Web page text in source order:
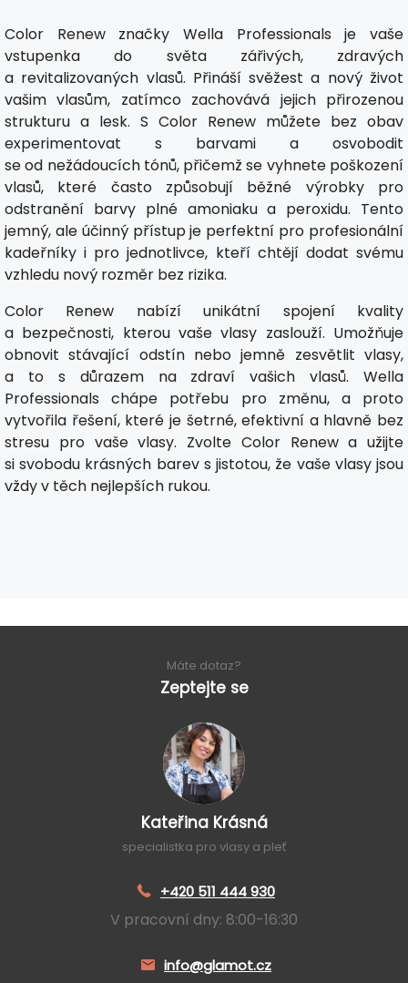
Color Renew značky Wella Professionals je vaše
vstupenka do světa zářivých, zdravých
a revitalizovaných vlasů. Přináší svěžest a nový život
vašim vlasům, zatímco zachovává jejich přirozenou
strukturu a lesk. S Color Renew můžete bez obav
experimentovat s barvami a osvobodit
se od nežádoucích tónů, přičemž se vyhnete poškození
vlasů, které často způsobují běžné výrobky pro
odstranění barvy plné amoniaku a peroxidu. Tento
jemný, ale účinný přístup je perfektní pro profesionální
kadeřníky i pro jednotlivce, kteří chtějí dodat svému
vzhledu nový rozměr bez rizika.
Color Renew nabízí unikátní spojení kvality
a bezpečnosti, kterou vaše vlasy zaslouží. Umožňuje
obnovit stávající odstín nebo jemně zesvětlit vlasy,
a to s důrazem na zdraví vašich vlasů. Wella
Professionals chápe potřebu pro změnu, a proto
vytvořila řešení, které je šetrné, efektivní a hlavně bez
stresu pro vaše vlasy. Zvolte Color Renew a užijte
si svobodu krásných barev s jistotou, že vaše vlasy jsou
vždy v těch nejlepších rukou.
Máte dotaz?
Zeptejte se
Kateřina Krásná
specialistka pro vlasy a pleť
+420 511 444 930
V pracovní dny: 8:00-16:30
info@glamot.cz